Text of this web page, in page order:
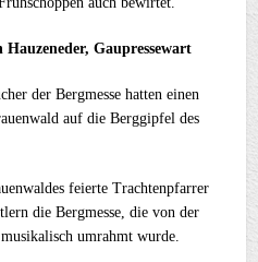
Gaupressewart
der Bergmesse hatten einen
auf die Berggipfel des
feierte Trachtenpfarrer
die Bergmesse, die von der
umrahmt wurde.